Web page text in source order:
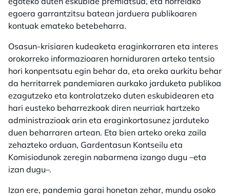
egoera garrantzitsu batean jarduera publikoaren
kontuak emateko betebeharra.
Osasun-krisiaren kudeaketa eraginkorraren eta interes
orokorreko informazioaren horniduraren arteko tentsio
hori konpentsatu egin behar da, eta oreka aurkitu behar
da herritarrek pandemiaren aurkako jarduketa publikoa
ezagutzeko eta kontrolatzeko duten eskubidearen eta
hari eusteko beharrezkoak diren neurriak hartzeko
administrazioak arin eta eraginkortasunez jarduteko
duen beharraren artean. Eta bien arteko oreka zaila
zehazteko orduan, Gardentasun Kontseilu eta
Komisiodunok zeregin nabarmena izango dugu –eta
izan dugu–.
Izan ere, pandemia garai honetan zehar, mundu osoko